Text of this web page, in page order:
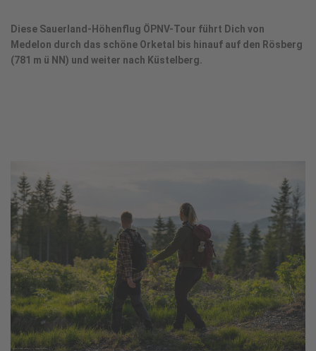
Diese Sauerland-Höhenflug ÖPNV-Tour führt Dich von
Medelon durch das schöne Orketal bis hinauf auf den Rösberg
(781 m ü NN) und weiter nach Küstelberg.